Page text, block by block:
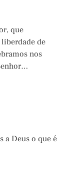
que
de
nos
a Deus o que é